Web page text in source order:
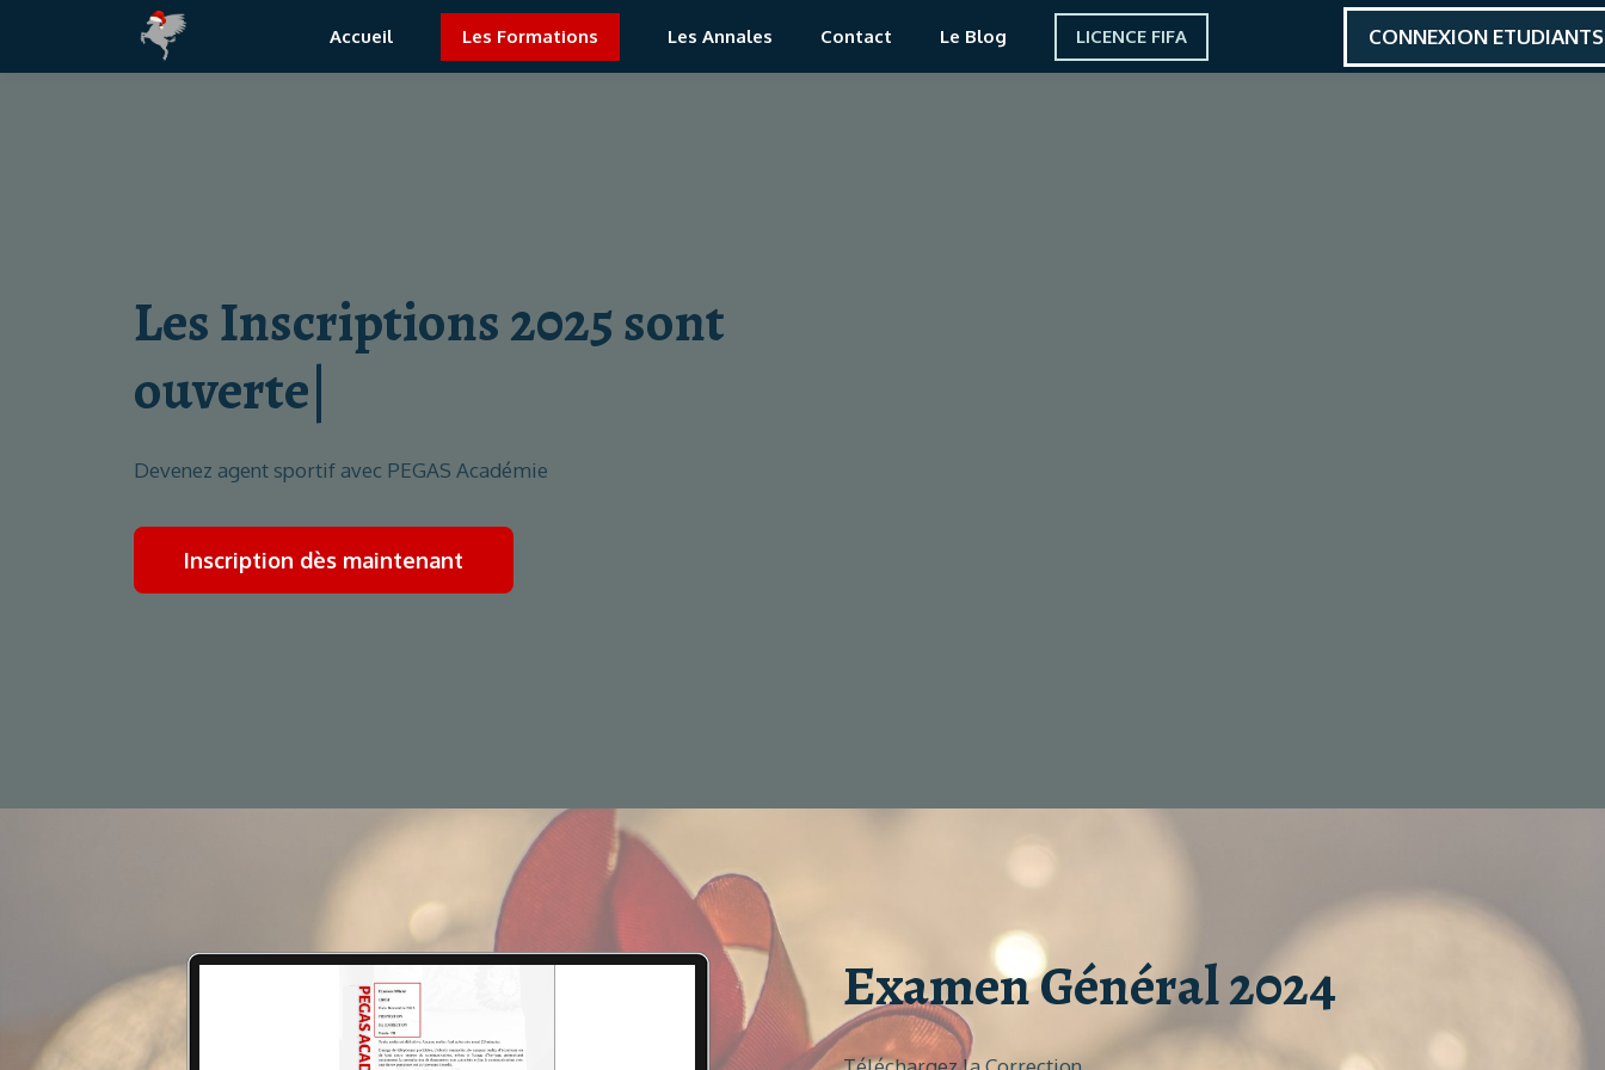
Accueil Les Formations Les Annales Contact Le Blog LICENCE FIFA CONNEXION ETUDIANTS
Les Inscriptions 2025 sont
ouvertes.
Devenez agent sportif avec PEGAS Académie
Inscription dès maintenant
Examen Général 2024